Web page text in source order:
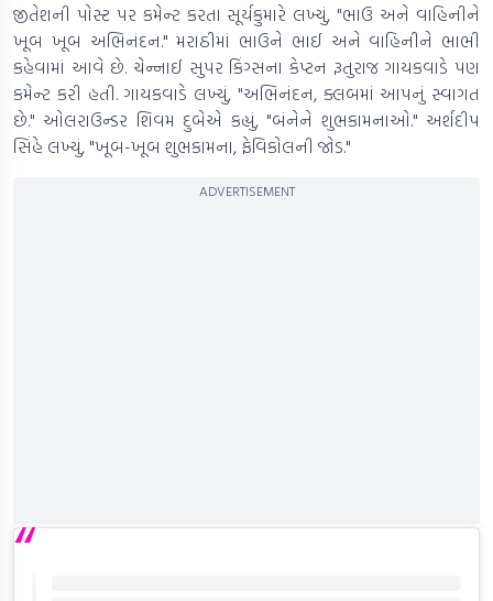
જીતેશની પોસ્ટ પર કમેન્ટ કરતા સૂર્યકુમારે લખ્યું, "ભાઉ અને વાહિનીને
ખૂબ ખૂબ અભિનંદન." મરાઠીમાં ભાઉને ભાઈ અને વાહિનીને ભાભી
કહેવામાં આવે છે. ચેન્નાઈ સુપર કિંગ્સના કેપ્ટન રૂતુરાજ ગાયકવાડે પણ
કમેન્ટ કરી હતી. ગાયકવાડે લખ્યું, "અભિનંદન, ક્લબમાં આપનું સ્વાગત
છે." ઓલરાઉન્ડર શિવમ દુબેએ કહ્યું, "બંનેને શુભકામનાઓ." અર્શદીપ
સિંહે લખ્યું, "ખૂબ-ખૂબ શુભકામના, ફેવિકોલની જોડ."
ADVERTISEMENT